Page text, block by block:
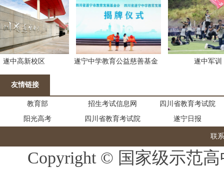
高新校区
遂宁中学教育公益慈善基金
遂中军训
友情链接
教育部 招生考试信息网
四川省教育考试院
阳光高考
四川省教育考试院 遂宁日报
联
Copyright © 国家级示范